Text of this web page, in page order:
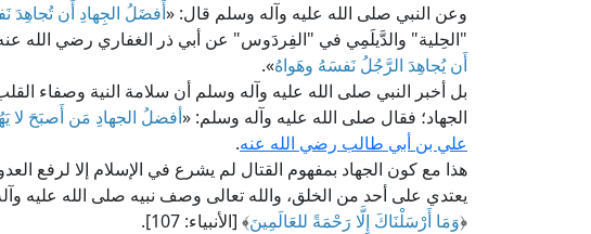
وعن النبي صلى الله عليه وآله وسلم قال: «أَفضَلُ الجِهادِ أَن
"الحِلية" والدَّيلَمِي في "الفِردَوس" عن أبي ذر الغفاري رضي الله
أَن يُجاهِدَ الرَّجُلُ نَفسَهُ وهَواهُ».
بل أخبر النبي صلى الله عليه وآله وسلم أن سلامة النية وصفاء
الجهاد؛ فقال صلى الله عليه وآله وسلم: «أفضلُ الجهادِ مَن أَصبَحَ لا
علي بن أبي طالب رضي الله عنه.
هذا مع كون الجهاد بمفهوم القتال لم يشرع في الإسلام إلا لرفع
يعتدي على أحد من الخلق، والله تعالى وصف نبيه صلى الله عليه
﴿وَمَا أَرْسَلْنَاكَ إِلَّا رَحْمَةً للعَالَمِينَ﴾ [الأنبياء: 107].